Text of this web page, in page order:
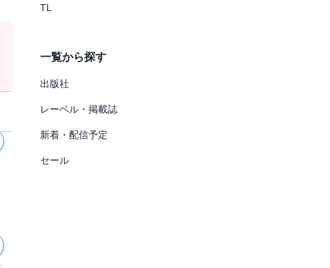
TL
一覧から探す
出版社
レーベル・掲載誌
新着・配信予定
セール